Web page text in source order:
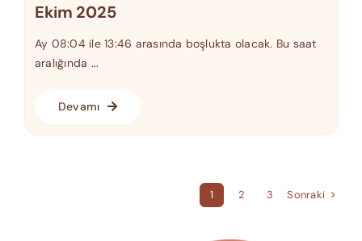
Ekim 2025
Ay 08:04 ile 13:46 arasında boşlukta olacak. Bu saat
aralığında ...
Devamı
1 2 3 Sonraki